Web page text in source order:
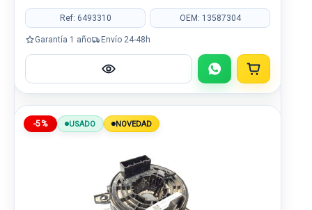
Ref: 6493310 OEM: 13587304
Garantía 1 año Envío 24-48h
-5% USADO NOVEDAD